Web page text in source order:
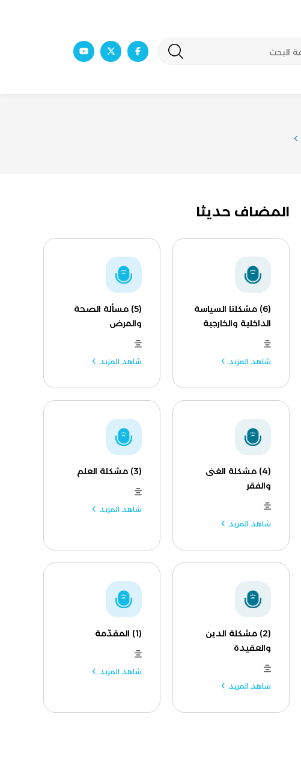
المضاف حديثا
(6) مشكلتا السياسة
الداخلية والخارجية
شاهد المزيد
(5) مسألة الصحة
والمرض
شاهد المزيد
(4) مشكلة الغنى
والفقر
شاهد المزيد
(3) مشكلة العلم
شاهد المزيد
(2) مشكلة الدين
والعقيدة
شاهد المزيد
(1) المقدّمة
شاهد المزيد